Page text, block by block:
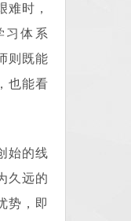
难时，
习体系
则既能
也能看
的线
久远的
势，即